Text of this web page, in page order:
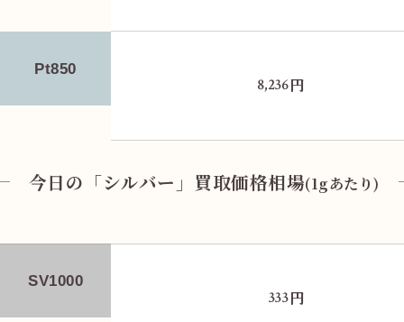
Pt850
8,236円
今日の「シルバー」買取価格相場(1gあたり)
SV1000
333円